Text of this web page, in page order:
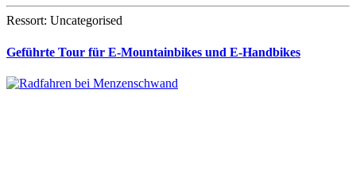
Ressort: Uncategorised
Geführte Tour für E-Mountainbikes und E-Handbikes